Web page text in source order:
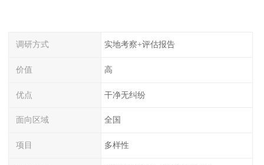
调研方式 实地考察+评估报告
价值 高
优点 干净无纠纷
面向区域 全国
项目 多样性